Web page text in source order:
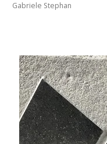
Gabriele Stephan